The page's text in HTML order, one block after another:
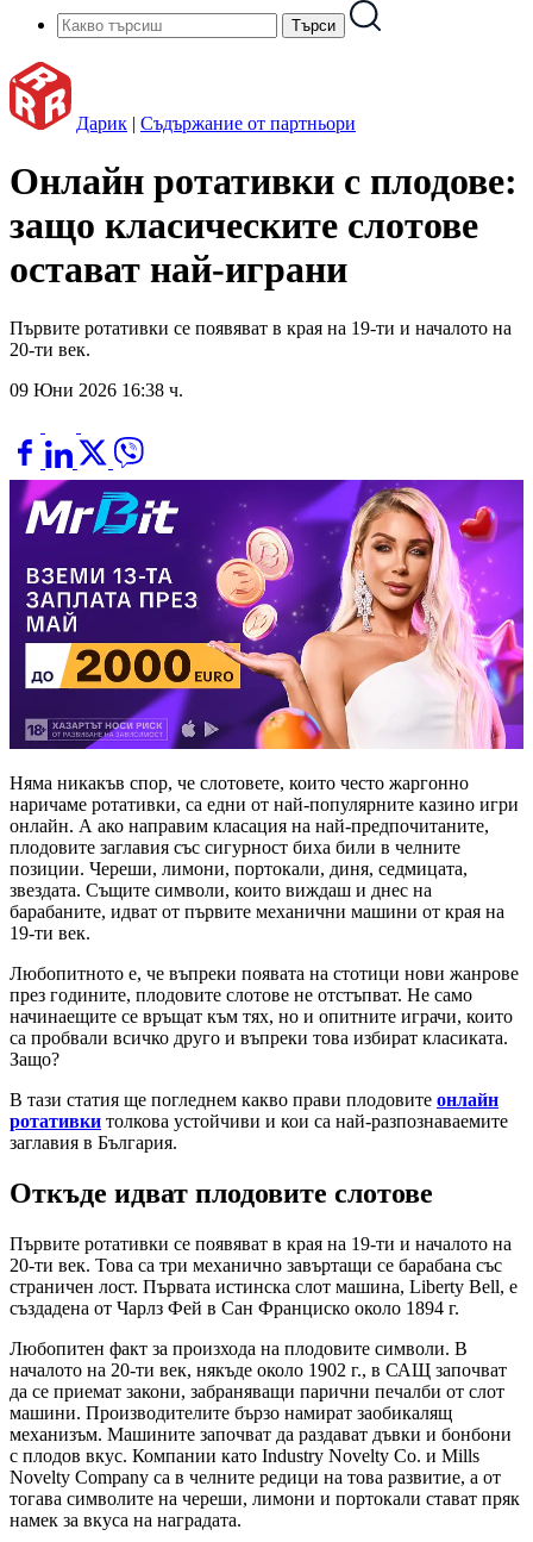
Дарик | Съдържание от партньори
Онлайн ротативки с плодове:
защо класическите слотове
остават най-играни
Първите ротативки се появяват в края на 19-ти и началото на
20-ти век.
09 Юни 2026 16:38 ч.
Няма никакъв спор, че слотовете, които често жаргонно
наричаме ротативки, са едни от най-популярните казино игри
онлайн. А ако направим класация на най-предпочитаните,
плодовите заглавия със сигурност биха били в челните
позиции. Череши, лимони, портокали, диня, седмицата,
звездата. Същите символи, които виждаш и днес на
барабаните, идват от първите механични машини от края на
19-ти век.
Любопитното е, че въпреки появата на стотици нови жанрове
през годините, плодовите слотове не отстъпват. Не само
начинаещите се връщат към тях, но и опитните играчи, които
са пробвали всичко друго и въпреки това избират класиката.
Защо?
В тази статия ще погледнем какво прави плодовите онлайн
ротативки толкова устойчиви и кои са най-разпознаваемите
заглавия в България.
Откъде идват плодовите слотове
Първите ротативки се появяват в края на 19-ти и началото на
20-ти век. Това са три механично завъртащи се барабана със
страничен лост. Първата истинска слот машина, Liberty Bell, е
създадена от Чарлз Фей в Сан Франциско около 1894 г.
Любопитен факт за произхода на плодовите символи. В
началото на 20-ти век, някъде около 1902 г., в САЩ започват
да се приемат закони, забраняващи парични печалби от слот
машини. Производителите бързо намират заобикалящ
механизъм. Машините започват да раздават дъвки и бонбони
с плодов вкус. Компании като Industry Novelty Co. и Mills
Novelty Company са в челните редици на това развитие, а от
тогава символите на череши, лимони и портокали стават пряк
намек за вкуса на наградата.